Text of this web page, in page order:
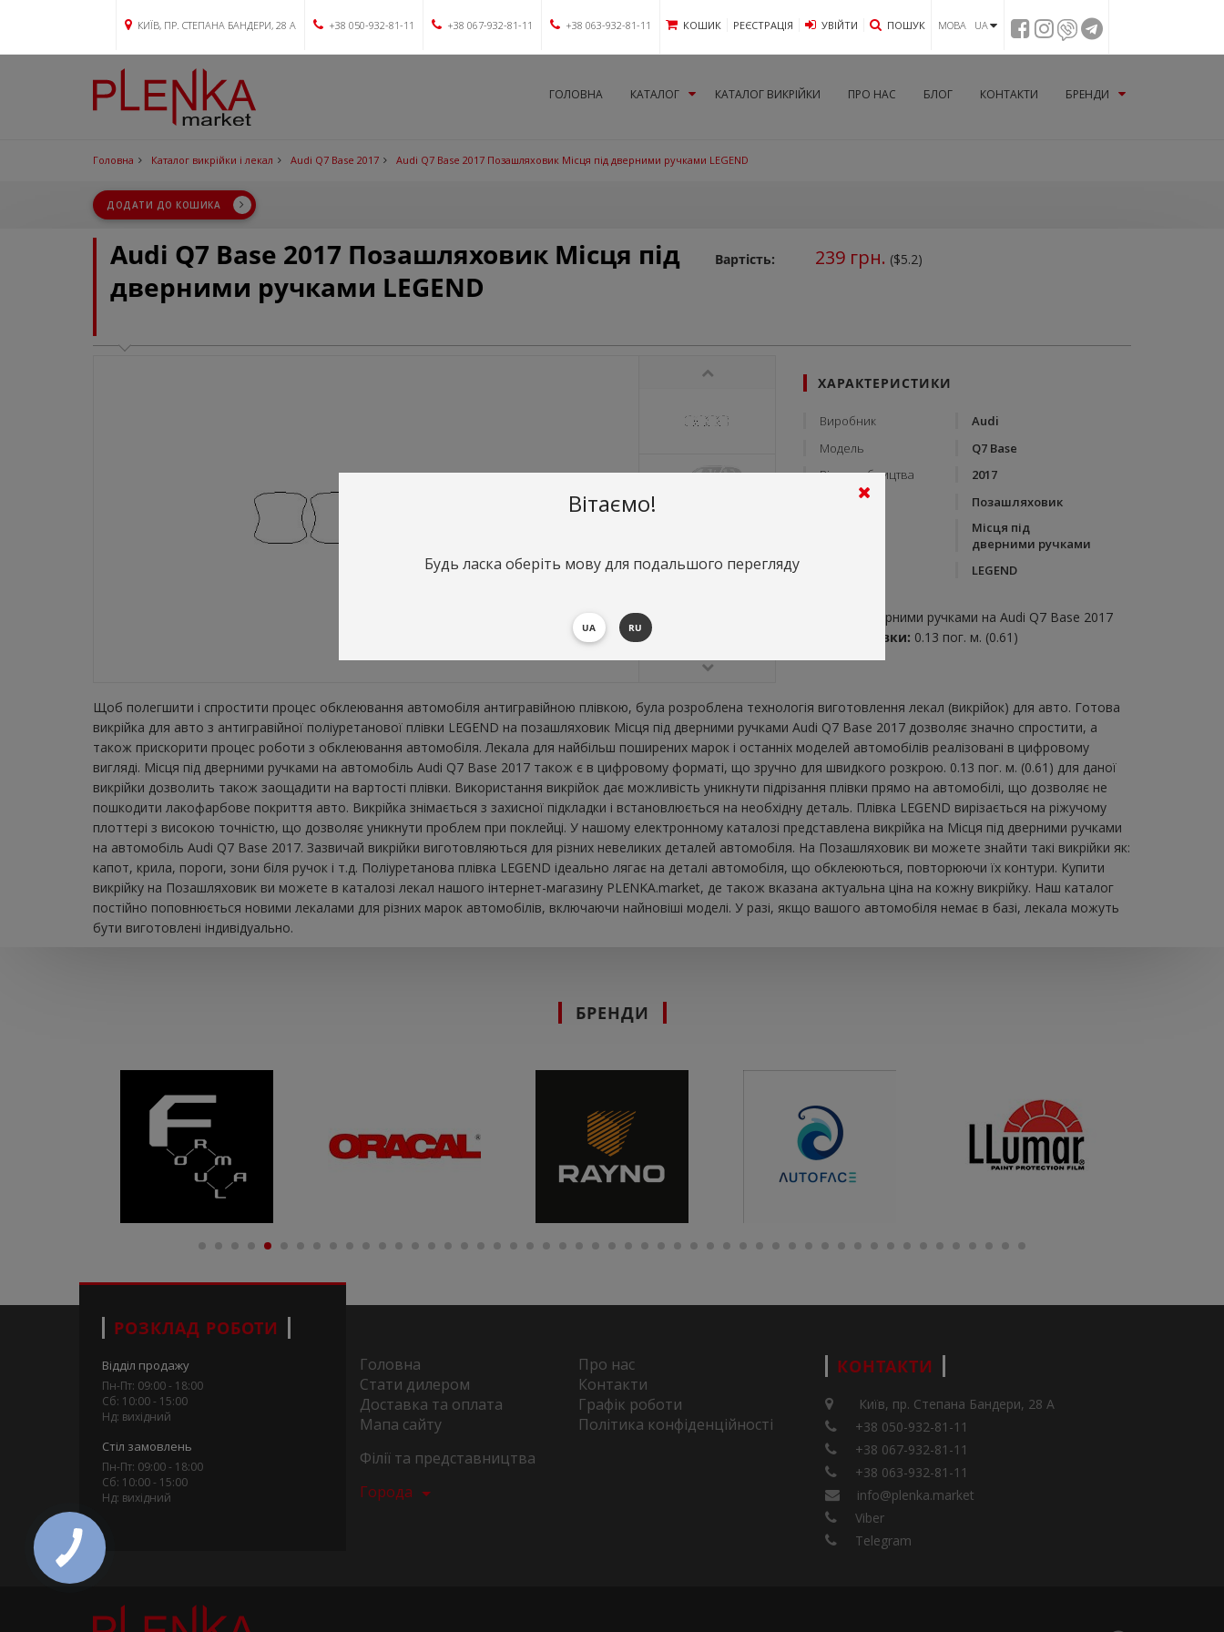
КИЇВ, ПР. СТЕПАНА БАНДЕРИ, 28 А +38 050-932-81-11 +38 067-932-81-11 +38 063-932-81-11 КОШИК РЕЄСТРАЦІЯ УВIЙТИ ПОШУК МОВА UA
ГОЛОВНА КАТАЛОГ КАТАЛОГ ВИКРІЙКИ ПРО НАС БЛОГ КОНТАКТИ БРЕНДИ
Головна Каталог викрійки і лекал Audi Q7 Base 2017 Audi Q7 Base 2017 Позашляховик Місця під дверними ручками LEGEND
ДОДАТИ ДО КОШИКА
Audi Q7 Base 2017 Позашляховик Місця під
дверними ручками LEGEND
Вартість: 239грн. ($5.2)
ХАРАКТЕРИСТИКИ
Виробник
Audi
Модель
Q7 Base
Рік виробництва
2017
Тип кузову
Позашляховик
Місця під
дверними ручками
LEGEND
Місця під дверними ручками на Audi Q7 Base 2017
Витрата плівки: 0.13 пог. м. (0.61)
Щоб полегшити і спростити процес обклеювання автомобіля антигравійною плівкою, була розроблена технологія виготовлення лекал (викрійок) для авто. Готова
викрійка для авто з антигравійної поліуретанової плівки LEGEND на позашляховик Місця під дверними ручками Audi Q7 Base 2017 дозволяє значно спростити, а
також прискорити процес роботи з обклеювання автомобіля. Лекала для найбільш поширених марок і останніх моделей автомобілів реалізовані в цифровому
вигляді. Місця під дверними ручками на автомобіль Audi Q7 Base 2017 також є в цифровому форматі, що зручно для швидкого розкрою. 0.13 пог. м. (0.61) для даної
викрійки дозволить також заощадити на вартості плівки. Використання викрійок дає можливість уникнути підрізання плівки прямо на автомобілі, що дозволяє не
пошкодити лакофарбове покриття авто. Викрійка знімається з захисної підкладки і встановлюється на необхідну деталь. Плівка LEGEND вирізається на ріжучому
плоттері з високою точністю, що дозволяє уникнути проблем при поклейці. У нашому електронному каталозі представлена ​​викрійка на Місця під дверними ручками
на автомобіль Audi Q7 Base 2017. Зазвичай викрійки виготовляються для різних невеликих деталей автомобіля. На Позашляховик ви можете знайти такі викрійки як:
капот, крила, пороги, зони біля ручок і т.д. Поліуретанова плівка LEGEND ідеально лягає на деталі автомобіля, що обклеюються, повторюючи їх контури. Купити
викрійку на Позашляховик ви можете в каталозі лекал нашого інтернет-магазину PLENKA.market, де також вказана актуальна ціна на кожну викрійку. Наш каталог
постійно поповнюється новими лекалами для різних марок автомобілів, включаючи найновіші моделі. У разі, якщо вашого автомобіля немає в базі, лекала можуть
бути виготовлені індивідуально.
БРЕНДИ
РОЗКЛАД РОБОТИ
Відділ продажу
Пн-Пт: 09:00 - 18:00
Сб: 10:00 - 15:00
Нд: вихідний
Стіл замовлень
Пн-Пт: 09:00 - 18:00
Сб: 10:00 - 15:00
Нд: вихідний
Головна
Про нас
Стати дилером
Контакти
Доставка та оплата
Графік роботи
Мапа сайту
Політика конфіденційності
Філії та представництва
Города
КОНТАКТИ
Київ, пр. Степана Бандери, 28 А
+38 050-932-81-11
+38 067-932-81-11
+38 063-932-81-11
info@plenka.market
Viber
Telegram
Вітаємо!
Будь ласка оберіть мову для подальшого перегляду
UA RU